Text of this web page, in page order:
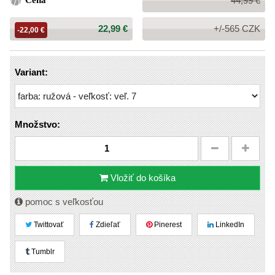
cena:
Cena:
22,99 €
-22,00 € +/-565 CZK
Variant:
Množstvo:
Vložiť do košíka
pomoc s veľkosťou
Twittovať Zdieľať Pinerest LinkedIn
Tumblr